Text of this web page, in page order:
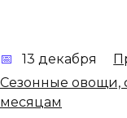
13 декабря
Сезонные овощи,
месяцам